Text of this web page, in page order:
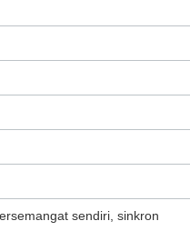
sendiri, sinkron